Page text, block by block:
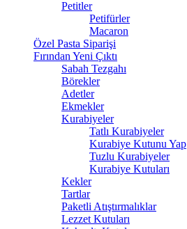
Petitler
Petifürler
Macaron
Özel Pasta Siparişi
Fırından Yeni Çıktı
Sabah Tezgahı
Börekler
Adetler
Ekmekler
Kurabiyeler
Tatlı Kurabiyeler
Kurabiye Kutunu Yap
Tuzlu Kurabiyeler
Kurabiye Kutuları
Kekler
Tartlar
Paketli Atıştırmalıklar
Lezzet Kutuları